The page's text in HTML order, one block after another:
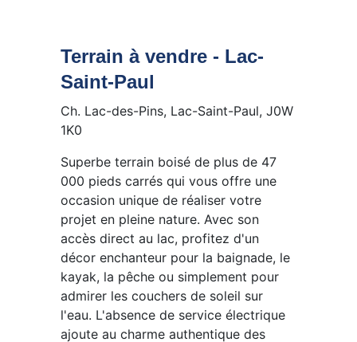
Terrain à vendre - Lac-
Saint-Paul
Ch. Lac-des-Pins, Lac-Saint-Paul, J0W
1K0
Superbe terrain boisé de plus de 47
000 pieds carrés qui vous offre une
occasion unique de réaliser votre
projet en pleine nature. Avec son
accès direct au lac, profitez d'un
décor enchanteur pour la baignade, le
kayak, la pêche ou simplement pour
admirer les couchers de soleil sur
l'eau. L'absence de service électrique
ajoute au charme authentique des